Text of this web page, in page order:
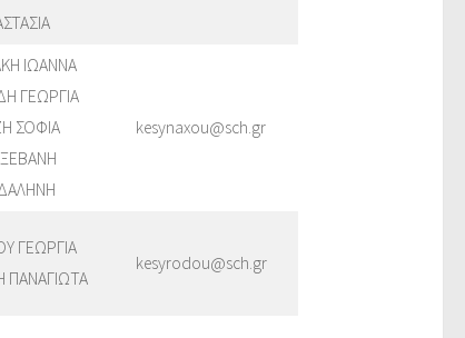
ΙΩΑΝΝΑ
ΓΕΩΡΓΙΑ
ΣΟΦΙΑ
kesynaxou@sch.gr
ΓΕΩΡΓΙΑ
ΠΑΝΑΓΙΩΤΑ
kesyrodou@sch.gr